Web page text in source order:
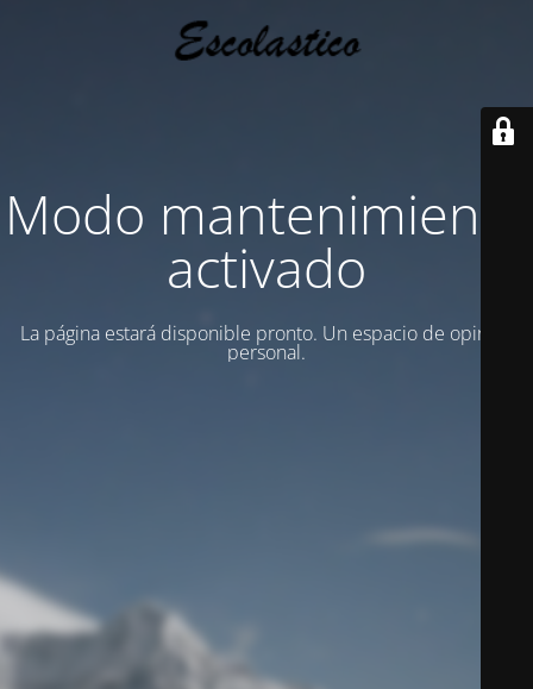
Modo mantenimiento
activado
La página estará disponible pronto. Un espacio de opinion
personal.